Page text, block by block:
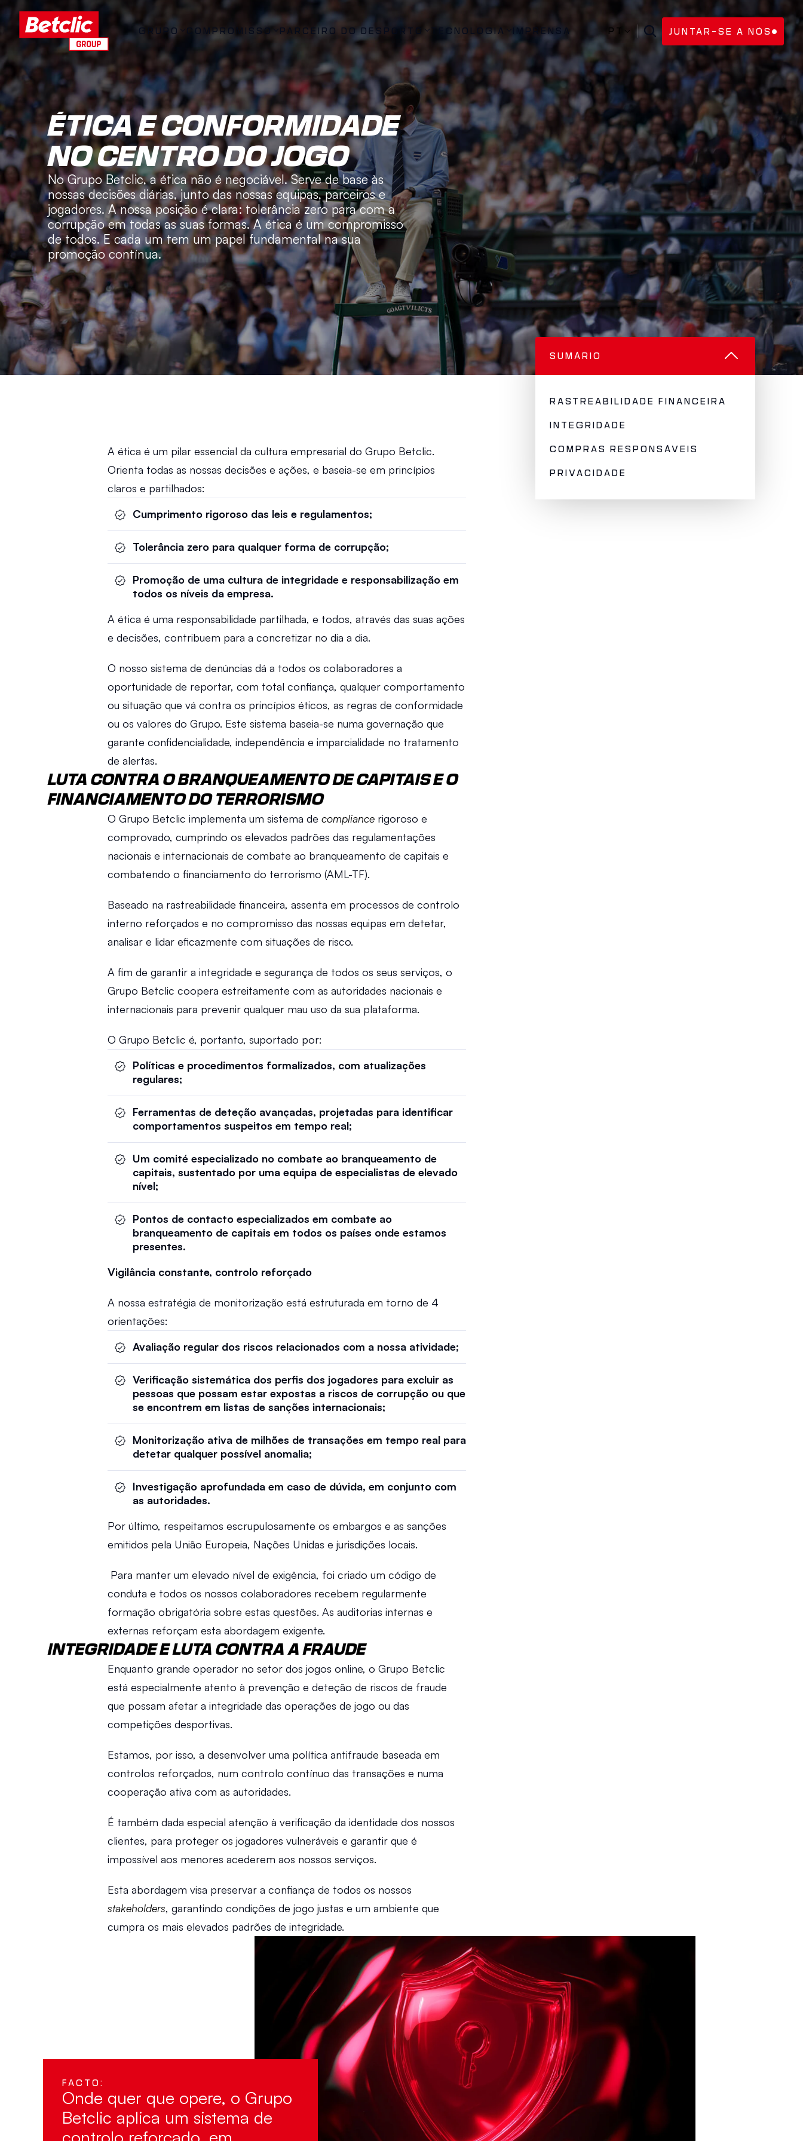
GRUPO COMPROMISSO PARCEIRO DO DESPORTO TECNOLOGIA IMPRENSA PT JUNTAR-SE A NÓS
ÉTICA E CONFORMIDADE
NO CENTRO DO JOGO
No Grupo Betclic, a ética não é negociável. Serve de base às
nossas decisões diárias, junto das nossas equipas, parceiros e
jogadores. A nossa posição é clara: tolerância zero para com a
corrupção em todas as suas formas. A ética é um compromisso
de todos. E cada um tem um papel fundamental na sua
promoção contínua.
SUMÁRIO
RASTREABILIDADE FINANCEIRA
INTEGRIDADE
COMPRAS RESPONSÁVEIS
PRIVACIDADE
A ética é um pilar essencial da cultura empresarial do Grupo Betclic.
Orienta todas as nossas decisões e ações, e baseia-se em princípios
claros e partilhados:
Cumprimento rigoroso das leis e regulamentos;
Tolerância zero para qualquer forma de corrupção;
Promoção de uma cultura de integridade e responsabilização em
todos os níveis da empresa.
A ética é uma responsabilidade partilhada, e todos, através das suas ações
e decisões, contribuem para a concretizar no dia a dia.
O nosso sistema de denúncias dá a todos os colaboradores a
oportunidade de reportar, com total confiança, qualquer comportamento
ou situação que vá contra os princípios éticos, as regras de conformidade
ou os valores do Grupo. Este sistema baseia-se numa governação que
garante confidencialidade, independência e imparcialidade no tratamento
de alertas.
LUTA CONTRA O BRANQUEAMENTO DE CAPITAIS E O
FINANCIAMENTO DO TERRORISMO
O Grupo Betclic implementa um sistema de compliance rigoroso e
comprovado, cumprindo os elevados padrões das regulamentações
nacionais e internacionais de combate ao branqueamento de capitais e
combatendo o financiamento do terrorismo (AML-TF).
Baseado na rastreabilidade financeira, assenta em processos de controlo
interno reforçados e no compromisso das nossas equipas em detetar,
analisar e lidar eficazmente com situações de risco.
A fim de garantir a integridade e segurança de todos os seus serviços, o
Grupo Betclic coopera estreitamente com as autoridades nacionais e
internacionais para prevenir qualquer mau uso da sua plataforma.
O Grupo Betclic é, portanto, suportado por:
Políticas e procedimentos formalizados, com atualizações
regulares;
Ferramentas de deteção avançadas, projetadas para identificar
comportamentos suspeitos em tempo real;
Um comité especializado no combate ao branqueamento de
capitais, sustentado por uma equipa de especialistas de elevado
nível;
Pontos de contacto especializados em combate ao
branqueamento de capitais em todos os países onde estamos
presentes.
Vigilância constante, controlo reforçado
A nossa estratégia de monitorização está estruturada em torno de 4
orientações:
Avaliação regular dos riscos relacionados com a nossa atividade;
Verificação sistemática dos perfis dos jogadores para excluir as
pessoas que possam estar expostas a riscos de corrupção ou que
se encontrem em listas de sanções internacionais;
Monitorização ativa de milhões de transações em tempo real para
detetar qualquer possível anomalia;
Investigação aprofundada em caso de dúvida, em conjunto com
as autoridades.
Por último, respeitamos escrupulosamente os embargos e as sanções
emitidos pela União Europeia, Nações Unidas e jurisdições locais.
Para manter um elevado nível de exigência, foi criado um código de
conduta e todos os nossos colaboradores recebem regularmente
formação obrigatória sobre estas questões. As auditorias internas e
externas reforçam esta abordagem exigente.
INTEGRIDADE E LUTA CONTRA A FRAUDE
Enquanto grande operador no setor dos jogos online, o Grupo Betclic
está especialmente atento à prevenção e deteção de riscos de fraude
que possam afetar a integridade das operações de jogo ou das
competições desportivas.
Estamos, por isso, a desenvolver uma política antifraude baseada em
controlos reforçados, num controlo contínuo das transações e numa
cooperação ativa com as autoridades.
É também dada especial atenção à verificação da identidade dos nossos
clientes, para proteger os jogadores vulneráveis e garantir que é
impossível aos menores acederem aos nossos serviços.
stakeholders, garantindo condições de jogo justas e um ambiente que
cumpra os mais elevados padrões de integridade.
FACTO:
Onde quer que opere, o Grupo
Betclic aplica um sistema de
controlo reforçado, em